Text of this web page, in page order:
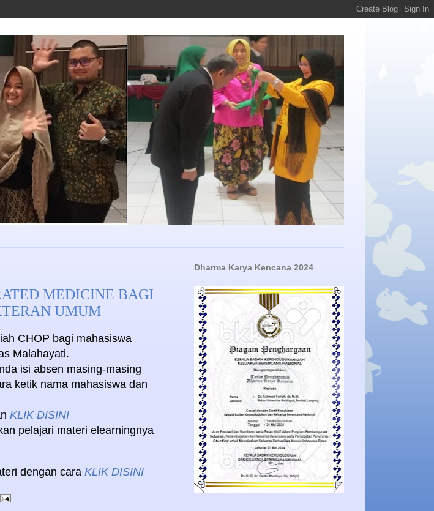
MEDICINE BAGI
UMUM
CHOP bagi mahasiswa
Malahayati.
isi absen masing-masing
ketik nama mahasiswa dan
KLIK DISINI
pelajari materi elearningnya
dengan cara KLIK DISINI
Dharma Karya Kencana 2024